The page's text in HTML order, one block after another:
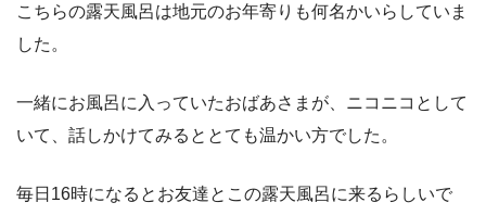
こちらの露天風呂は地元のお年寄りも何名かいらしていま
した。
一緒にお風呂に入っていたおばあさまが、ニコニコとして
いて、話しかけてみるととても温かい方でした。
毎日16時になるとお友達とこの露天風呂に来るらしいで